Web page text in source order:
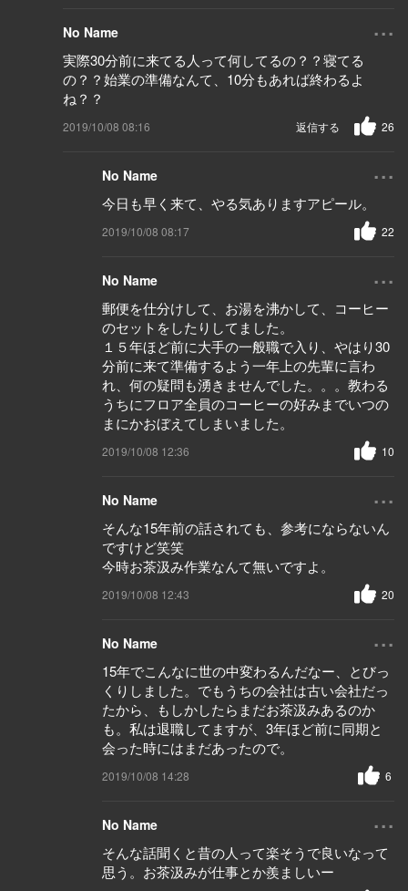
No Name ...
実際30分前に来てる人って何してるの？？寝てる
の？？始業の準備なんて、10分もあれば終わるよ
ね？？
2019/10/08 08:16 26
返信する
No Name ...
今日も早く来て、やる気ありますアピール。
2019/10/08 08:17 22
No Name ...
郵便を仕分けして、お湯を沸かして、コーヒー
のセットをしたりしてました。
１５年ほど前に大手の一般職で入り、やはり30
分前に来て準備するよう一年上の先輩に言わ
れ、何の疑問も湧きませんでした。。。教わる
うちにフロア全員のコーヒーの好みまでいつの
まにかおぼえてしまいました。
2019/10/08 12:36 10
No Name ...
そんな15年前の話されても、参考にならないん
ですけど笑笑
今時お茶汲み作業なんて無いですよ。
2019/10/08 12:43 20
No Name ...
15年でこんなに世の中変わるんだなー、とびっ
くりしました。でもうちの会社は古い会社だっ
たから、もしかしたらまだお茶汲みあるのか
も。私は退職してますが、3年ほど前に同期と
会った時にはまだあったので。
2019/10/08 14:28 6
No Name ...
そんな話聞くと昔の人って楽そうで良いなって
思う。お茶汲みが仕事とか羨ましいー